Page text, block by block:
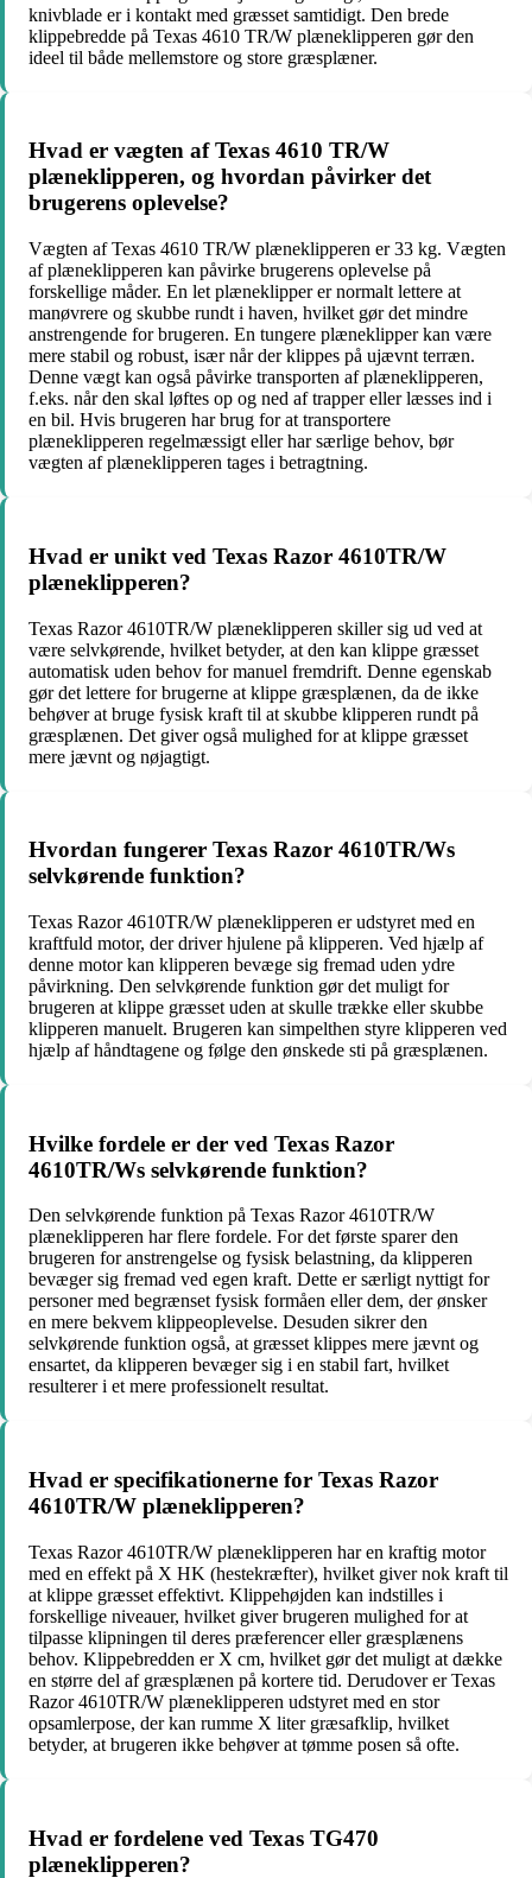
knivblade er i kontakt med græsset samtidigt. Den brede
klippebredde på Texas 4610 TR/W plæneklipperen gør den
ideel til både mellemstore og store græsplæner.
Hvad er vægten af Texas 4610 TR/W
plæneklipperen, og hvordan påvirker det
brugerens oplevelse?
Vægten af Texas 4610 TR/W plæneklipperen er 33 kg. Vægten
af plæneklipperen kan påvirke brugerens oplevelse på
forskellige måder. En let plæneklipper er normalt lettere at
manøvrere og skubbe rundt i haven, hvilket gør det mindre
anstrengende for brugeren. En tungere plæneklipper kan være
mere stabil og robust, især når der klippes på ujævnt terræn.
Denne vægt kan også påvirke transporten af plæneklipperen,
f.eks. når den skal løftes op og ned af trapper eller læsses ind i
en bil. Hvis brugeren har brug for at transportere
plæneklipperen regelmæssigt eller har særlige behov, bør
vægten af plæneklipperen tages i betragtning.
Hvad er unikt ved Texas Razor 4610TR/W
plæneklipperen?
Texas Razor 4610TR/W plæneklipperen skiller sig ud ved at
være selvkørende, hvilket betyder, at den kan klippe græsset
automatisk uden behov for manuel fremdrift. Denne egenskab
gør det lettere for brugerne at klippe græsplænen, da de ikke
behøver at bruge fysisk kraft til at skubbe klipperen rundt på
græsplænen. Det giver også mulighed for at klippe græsset
mere jævnt og nøjagtigt.
Hvordan fungerer Texas Razor 4610TR/Ws
selvkørende funktion?
Texas Razor 4610TR/W plæneklipperen er udstyret med en
kraftfuld motor, der driver hjulene på klipperen. Ved hjælp af
denne motor kan klipperen bevæge sig fremad uden ydre
påvirkning. Den selvkørende funktion gør det muligt for
brugeren at klippe græsset uden at skulle trække eller skubbe
klipperen manuelt. Brugeren kan simpelthen styre klipperen ved
hjælp af håndtagene og følge den ønskede sti på græsplænen.
Hvilke fordele er der ved Texas Razor
4610TR/Ws selvkørende funktion?
Den selvkørende funktion på Texas Razor 4610TR/W
plæneklipperen har flere fordele. For det første sparer den
brugeren for anstrengelse og fysisk belastning, da klipperen
bevæger sig fremad ved egen kraft. Dette er særligt nyttigt for
personer med begrænset fysisk formåen eller dem, der ønsker
en mere bekvem klippeoplevelse. Desuden sikrer den
selvkørende funktion også, at græsset klippes mere jævnt og
ensartet, da klipperen bevæger sig i en stabil fart, hvilket
resulterer i et mere professionelt resultat.
Hvad er specifikationerne for Texas Razor
4610TR/W plæneklipperen?
Texas Razor 4610TR/W plæneklipperen har en kraftig motor
med en effekt på X HK (hestekræfter), hvilket giver nok kraft til
at klippe græsset effektivt. Klippehøjden kan indstilles i
forskellige niveauer, hvilket giver brugeren mulighed for at
tilpasse klipningen til deres præferencer eller græsplænens
behov. Klippebredden er X cm, hvilket gør det muligt at dække
en større del af græsplænen på kortere tid. Derudover er Texas
Razor 4610TR/W plæneklipperen udstyret med en stor
opsamlerpose, der kan rumme X liter græsafklip, hvilket
betyder, at brugeren ikke behøver at tømme posen så ofte.
Hvad er fordelene ved Texas TG470
plæneklipperen?